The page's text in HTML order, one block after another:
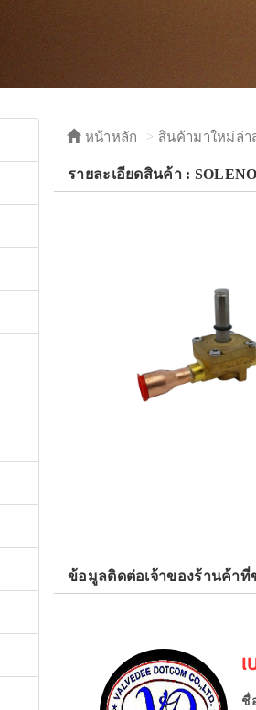
หน้าหลัก สินค้ามาใหม่ล่า
รายละเอียดสินค้า :
ข้อมูลติดต่อเจ้าของร้านค้า
ชื่